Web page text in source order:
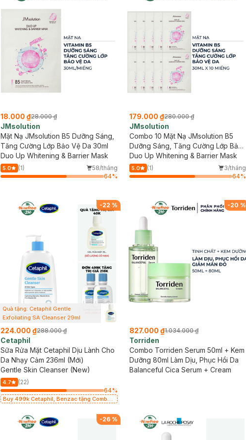
18.000 ₫28.000 ₫
JMsolution
Mặt Nạ JMsolution B5 Dưỡng Sáng,
Tăng Cường Lớp Bảo Vệ Da 30ml
Duo Up Whitening & Barrier Mask
5.0 (1)
58/tháng
64%
179.000 ₫280.000 ₫
JMsolution
Combo 10 Mặt Nạ JMsolution B5
Dưỡng Sáng, Tăng Cường Lớp Bảo
Vệ Da 30ml
Duo Up Whitening & Barrier Mask
5.0 (1)
3/tháng
64%
-22 %
Quà tặng: Cetaphil Gentle
Exfoliating SA Cleanser 29ml
224.000 ₫288.000 ₫
Cetaphil
Sữa Rửa Mặt Cetaphil Dịu Lành Cho
Da Nhạy Cảm 236ml (Mới)
Gentle Skin Cleanser (New)
4.7
(22)
64%
Buy 499k Cetaphil, Benzac tặng Combo
-20 %
827.000 ₫1.034.000 ₫
Torriden
Combo Torriden Serum 50ml + Kem
Dưỡng 80ml Làm Dịu, Phục Hồi Da
Balanceful Cica Serum + Cream
-26%